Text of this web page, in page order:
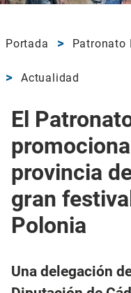
Portada Patronato
Actualidad
El
provincia
gran
Polonia
Una delegación